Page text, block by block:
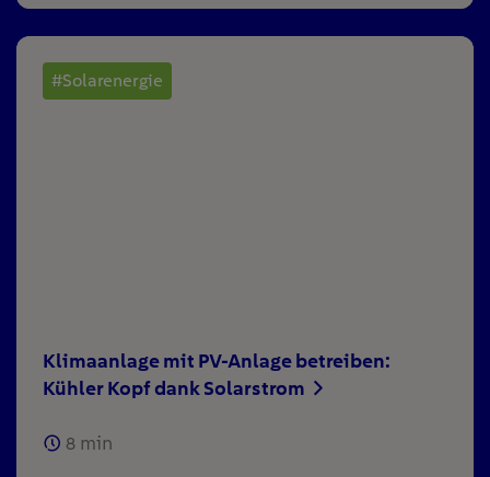
#Solarenergie
Klimaanlage mit PV-Anlage betreiben:
Kühler Kopf dank Solarstrom
8 min